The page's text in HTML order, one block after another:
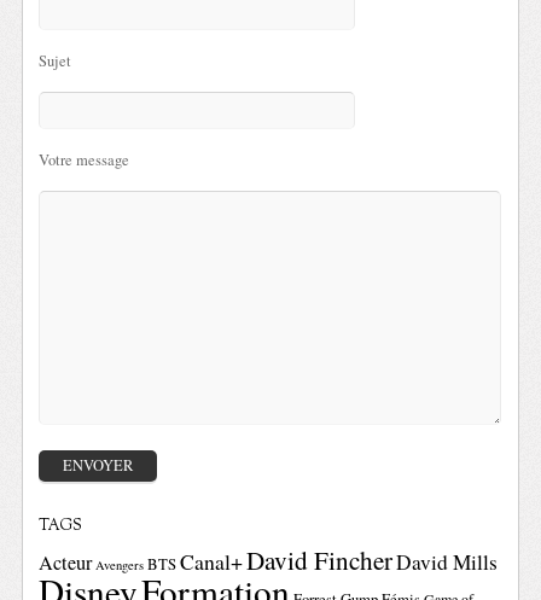
Sujet
Votre message
TAGS
Acteur Avengers BTSCanal+David FincherDavid Mills